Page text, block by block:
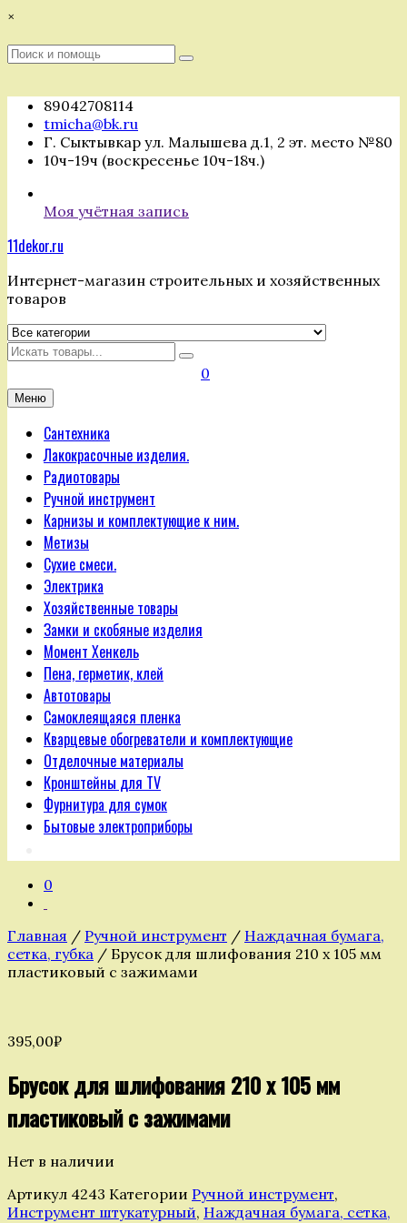
Перейти
содержимому
×
Поиск
Поиск
89042708114
tmicha@bk.ru
Г. Сыктывкар ул. Малышева д.1, 2 эт. место №80
10ч-19ч (воскресенье 10ч-18ч.)
Моя учётная запись
11dekor.ru
Интернет-магазин строительных и хозяйственных
товаров
Искать
0
Меню
Сантехника
Лакокрасочные изделия.
Радиотовары
Ручной инструмент
Карнизы и комплектующие к ним.
Метизы
Сухие смеси.
Электрика
Хозяйственные товары
Замки и скобяные изделия
Момент Хенкель
Пена, герметик, клей
Автотовары
Самоклеящаяся пленка
Кварцевые обогреватели и комплектующие
Отделочные материалы
Кронштейны для TV
Фурнитура для сумок
Бытовые электроприборы
0
Главная / Ручной инструмент / Наждачная бумага,
сетка, губка / Брусок для шлифования 210 х 105 мм
пластиковый с зажимами
395,00₽
Брусок для шлифования 210 х 105 мм
пластиковый с зажимами
Нет в наличии
Артикул 4243 Категории Ручной инструмент,
Инструмент штукатурный, Наждачная бумага, сетка,